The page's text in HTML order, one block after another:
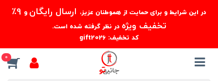
در این شرایط و برای حمایت از هموطنان عزیز، ارسال رایگان و
9٪
تخفیف ویژه در نظر گرفته شده است.
کد تخفیف: gift2026
0